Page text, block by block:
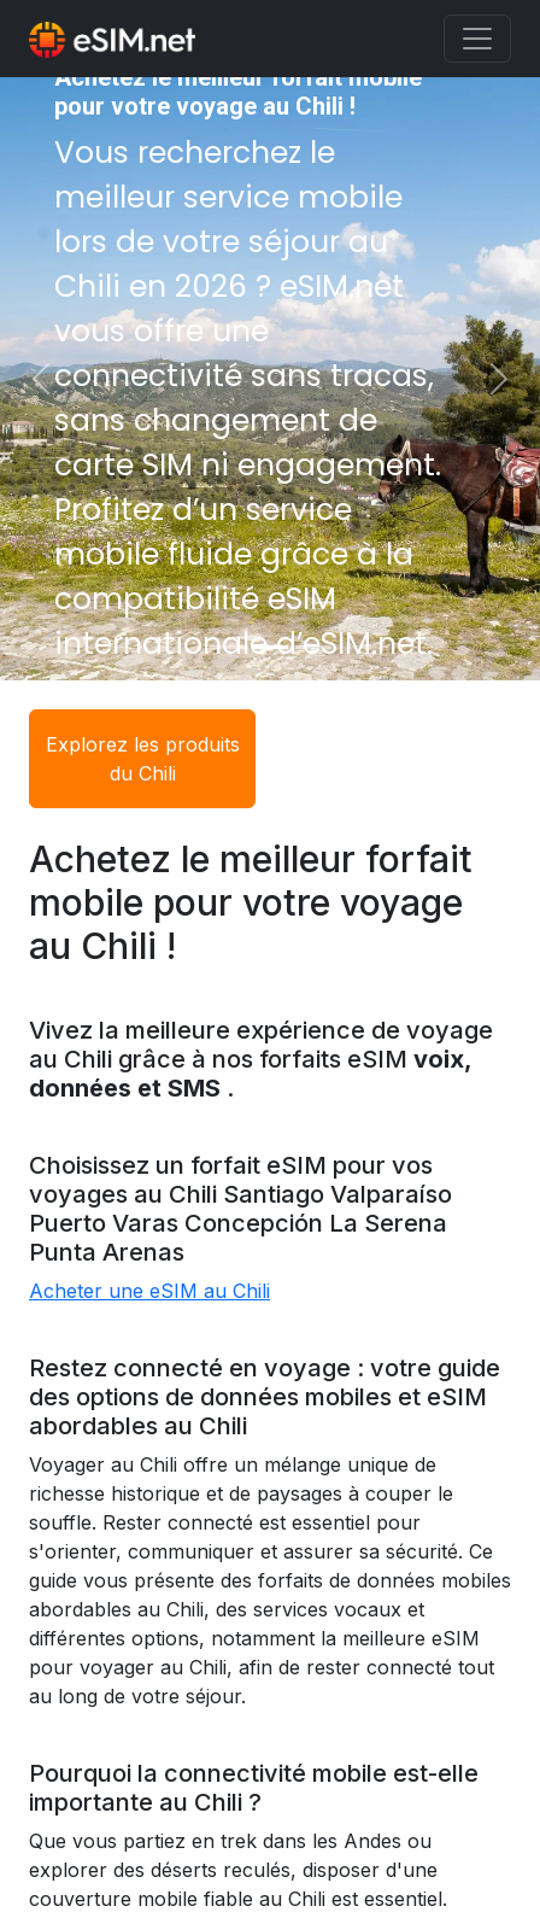
Achetez le meilleur forfait mobile
pour votre voyage au Chili !
Vous recherchez le
meilleur service mobile
lors de votre séjour au
Chili en 2026 ? eSIM.net
vous offre une
connectivité sans tracas,
sans changement de
carte SIM ni engagement.
Profitez d’un service
mobile fluide grâce à la
compatibilité eSIM
internationale d’eSIM.net.
Previous Next
Explorez les produits
du Chili
Achetez le meilleur forfait
mobile pour votre voyage
au Chili !
Vivez la meilleure expérience de voyage
au Chili grâce à nos forfaits eSIM voix,
données et SMS .
Choisissez un forfait eSIM pour vos
voyages au Chili Santiago Valparaíso
Puerto Varas Concepción La Serena
Punta Arenas
Acheter une eSIM au Chili
Restez connecté en voyage : votre guide
des options de données mobiles et eSIM
abordables au Chili
Voyager au Chili offre un mélange unique de
richesse historique et de paysages à couper le
souffle. Rester connecté est essentiel pour
s'orienter, communiquer et assurer sa sécurité. Ce
guide vous présente des forfaits de données mobiles
abordables au Chili, des services vocaux et
différentes options, notamment la meilleure eSIM
pour voyager au Chili, afin de rester connecté tout
au long de votre séjour.
Pourquoi la connectivité mobile est-elle
importante au Chili ?
Que vous partiez en trek dans les Andes ou
explorer des déserts reculés, disposer d'une
couverture mobile fiable au Chili est essentiel.